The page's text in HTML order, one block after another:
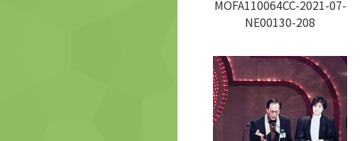
MOFA110064CC-2021-07-
NE00130-208